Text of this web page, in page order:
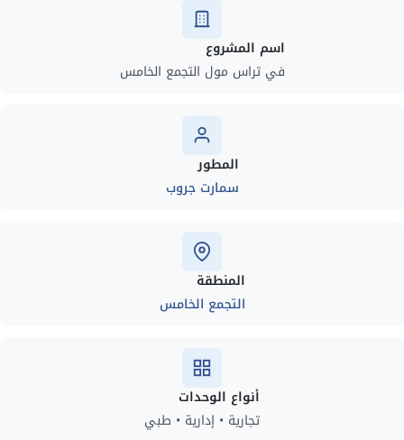
اسم المشروع
في تراس مول التجمع الخامس
المطور
سمارت جروب
المنطقة
التجمع الخامس
أنواع الوحدات
تجارية • إدارية • طبي